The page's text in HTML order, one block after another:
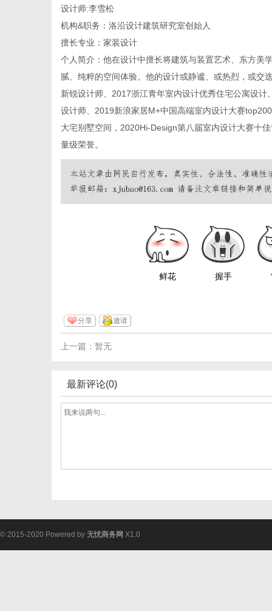
设计师:李雪松
机构&职务：洛沿设计建筑研究室创始人
擅长专业：家装设计
个人简介：他在设计中擅长将建筑与装置艺术、东方美
腻、纯粹的空间体验。他的设计或静谧、或热烈，或交
新锐设计师、2017浙江青年室内设计优秀住宅公寓设
设计师、2019新浪家居M+中国高端室内设计大赛
大宅别墅空间，2020Hi-Design第八届室内设计大赛十
量级荣誉。
鲜花 握手
分享 邀请
上一篇：暂无
最新评论(0)
© 2015-2020 Powered by 无忧商务网 X1.0